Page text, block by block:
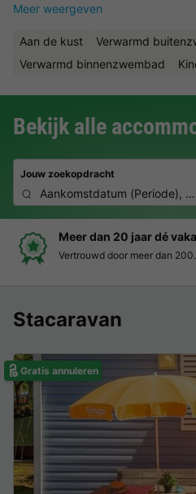
Meer weergeven
Aan de kust
Verwarmd
Verwarmd binnenzwembad
Bekijk alle
Jouw zoekopdracht
Aankomstdatum (Periode), 2
Boek eenvoudig en
Duidelijke prijzen,
Stacaravan
Gratis annuleren